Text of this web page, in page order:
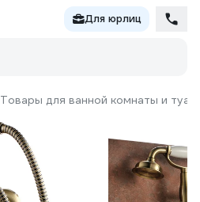
Для юрлиц
Товары для ванной комнаты и